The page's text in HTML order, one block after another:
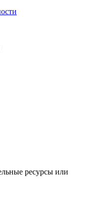
все Готово
ресурсы или